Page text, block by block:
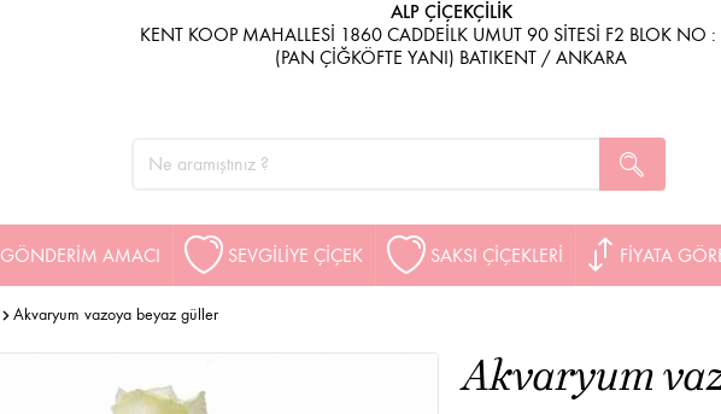
ALP ÇİÇEKÇİLİK
KENT KOOP MAHALLESİ 1860 CADDEİLK UMUT 90 SİTESİ F2 BLOK NO
(PAN ÇİĞKÖFTE YANI) BATIKENT / ANKARA
GÖNDERİM AMACI SEVGİLİYE ÇİÇEK SAKSI ÇİÇEKLERİ FİYATA
Akvaryum vazoya beyaz güller
Akvaryum